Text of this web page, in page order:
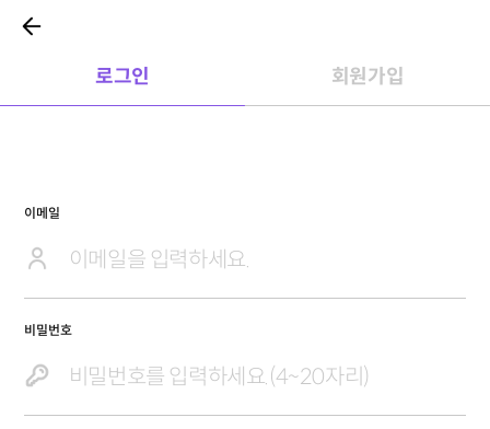
로그인 회원가입
이메일
비밀번호